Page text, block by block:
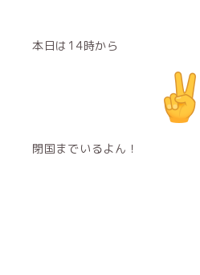
本日は14時から
閉国までいるよん！